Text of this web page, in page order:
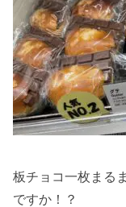
板チョコ一枚まる
ですか！？